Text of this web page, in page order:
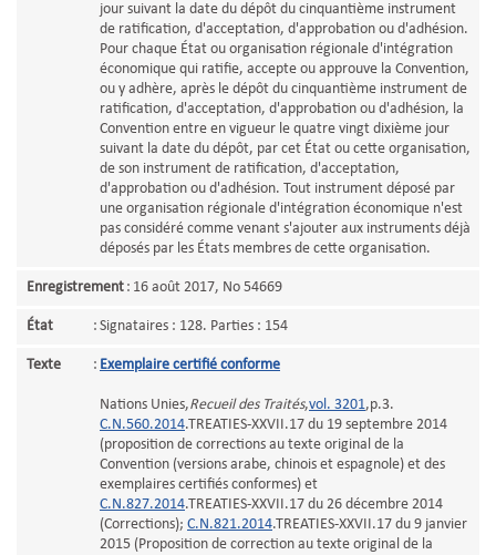
jour suivant la date du dépôt du cinquantième instrument
de ratification, d'acceptation, d'approbation ou d'adhésion.
Pour chaque État ou organisation régionale d'intégration
économique qui ratifie, accepte ou approuve la Convention,
ou y adhère, après le dépôt du cinquantième instrument de
ratification, d'acceptation, d'approbation ou d'adhésion, la
Convention entre en vigueur le quatre vingt dixième jour
suivant la date du dépôt, par cet État ou cette organisation,
de son instrument de ratification, d'acceptation,
d'approbation ou d'adhésion. Tout instrument déposé par
une organisation régionale d'intégration économique n'est
pas considéré comme venant s'ajouter aux instruments déjà
déposés par les États membres de cette organisation.
Enregistrement : 16 août 2017, No 54669
État : Signataires : 128. Parties : 154
Texte : Exemplaire certifié conforme
Nations Unies,Recueil des Traités,vol. 3201,p.3.
C.N.560.2014.TREATIES-XXVII.17 du 19 septembre 2014
(proposition de corrections au texte original de la
Convention (versions arabe, chinois et espagnole) et des
exemplaires certifiés conformes) et
C.N.827.2014.TREATIES-XXVII.17 du 26 décembre 2014
(Corrections); C.N.821.2014.TREATIES-XXVII.17 du 9 janvier
2015 (Proposition de correction au texte original de la